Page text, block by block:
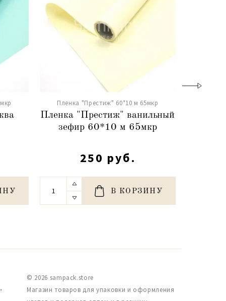
Пленка "Престиж" 60*10 м 65мкр
Пленка "Престиж" ванильный
зефир 60*10 м 65мкр
250 руб.
В КОРЗИНУ
© 2026 sampack.store
Магазин товаров для упаковки и оформления